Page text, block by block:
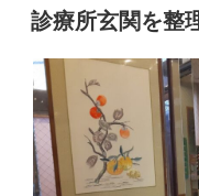
稿
日:
診療所玄関を整